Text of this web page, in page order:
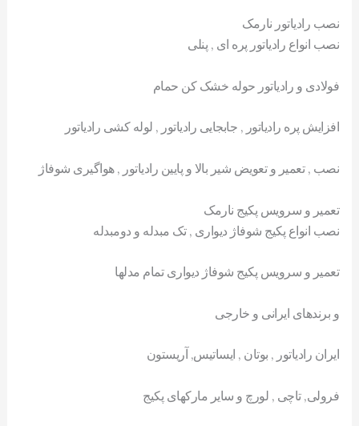
نصب رادیاتور نارمک
نصب انواع رادیاتور پره ای , پنلی
فولادی و رادیاتور حوله خشک کن حمام
افزایش پره رادیاتور , جابجایی رادیاتور , لوله کشی رادیاتور
نصب , تعمیر و تعویض شیر بالا و پایین رادیاتور , هواگیری شوفاژ
تعمیر و سرویس پکیج نارمک
نصب انواع پکیج شوفاژ دیواری , تک مبدله و دومبدله
تعمیر و سرویس پکیج شوفاژ دیواری تمام مدلها
و برندهای ایرانی و خارجی
ایران رادیاتور , بوتان , ایساتیس, آریستون
فرولی, تاچی , لورچ و سایر مارکهای پکیج